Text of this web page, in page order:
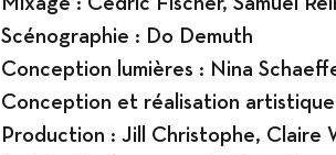
Scénographie : Do Demuth
Conception lumières : Nina
Conception et réalisation artistique
Production : Jill Christophe, Claire